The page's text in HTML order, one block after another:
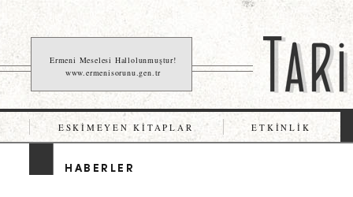
Ermeni Meselesi Hallolunmuştur!
www.ermenisorunu.gen.tr
ESKIMEYEN KITAPLAR ETKINLIK
HABERLER